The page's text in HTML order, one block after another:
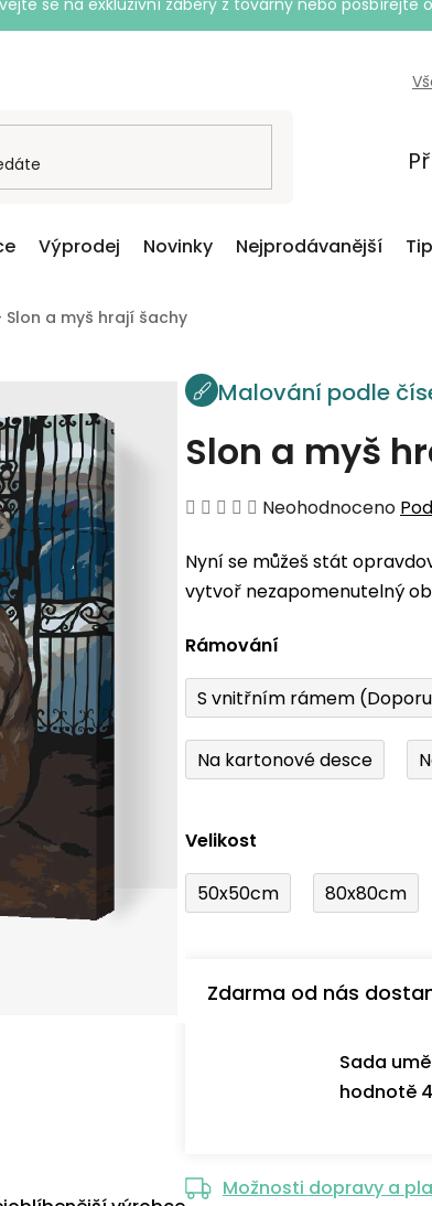
se na exkluzivní záběry z továrny nebo
Výprodej Novinky Nejprodávanější
a myš hrají šachy
Malování podle
Slon a myš
Průměrné
produktu
je
z
5
hvězdiček.
Neohodnoceno
Nyní se můžeš stát
vytvoř nezapomenutelný
Rámování
S vnitřním rámem
Na kartonové desce
Velikost
50x50cm 80x80cm
Zdarma od nás
Sada
hodnotě
Možnosti dopravy a